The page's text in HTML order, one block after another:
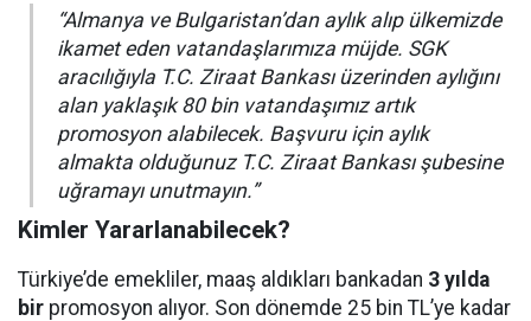
“Almanya ve Bulgaristan’dan aylık alıp ülkemizde
ikamet eden vatandaşlarımıza müjde. SGK
aracılığıyla T.C. Ziraat Bankası üzerinden aylığını
alan yaklaşık 80 bin vatandaşımız artık
promosyon alabilecek. Başvuru için aylık
almakta olduğunuz T.C. Ziraat Bankası şubesine
uğramayı unutmayın.”
Kimler Yararlanabilecek?
Türkiye’de emekliler, maaş aldıkları bankadan 3 yılda
bir promosyon alıyor. Son dönemde 25 bin TL’ye kadar